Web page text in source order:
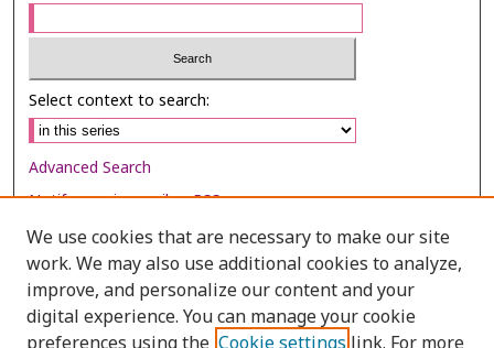
Select context to search:
Advanced Search
Notify me via email orRSS
Browse
Collections
Disciplines
We use cookies that are necessary to make our site
work. We may also use additional cookies to analyze,
improve, and personalize our content and your
digital experience. You can manage your cookie